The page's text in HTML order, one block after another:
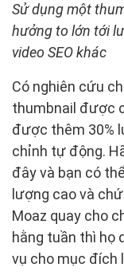
Sử dụng một
hưởng to lớn tới
video SEO khác
Có nghiên cứu
thumbnail được
được thêm 30%
chỉnh tự động.
đây và bạn có
lượng cao và
Moaz quay cho
hằng tuần thì họ
vụ cho mục đích